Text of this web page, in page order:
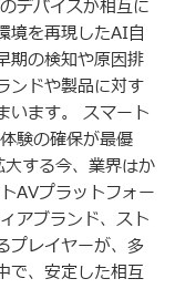
デバイスが相互に
境を再現したAI自
期の検知や原因排
ンドや製品に対す
います。 スマート
験の確保が最優
する今、業界はか
AVプラットフォー
アブランド、スト
プレイヤーが、多
で、安定した相互